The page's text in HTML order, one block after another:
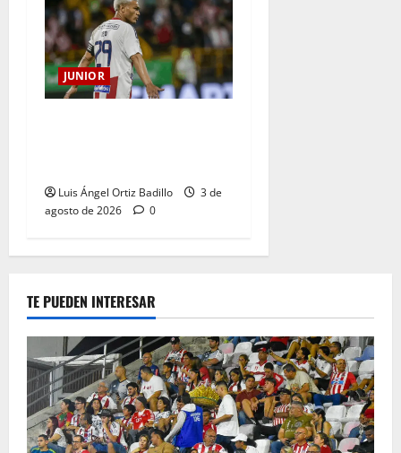
JUNIOR
Luis Ángel Ortiz Badillo
3 de
agosto de 2026
0
TE PUEDEN INTERESAR